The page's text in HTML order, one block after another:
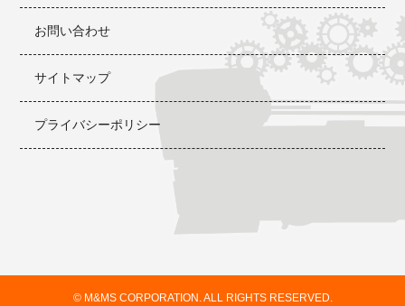
お問い合わせ
サイトマップ
プライバシーポリシー
© M&MS CORPORATION. ALL RIGHTS RESERVED.